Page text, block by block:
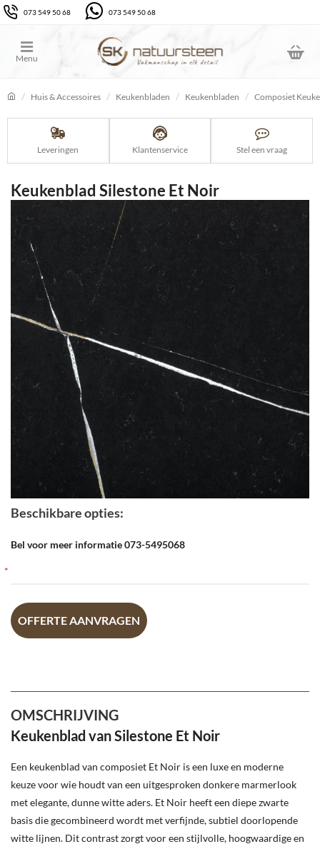
073 549 50 68 073 549 50 68
Huis & Accessoires Keukenbladen Keukenbladen Composiet
Leveringen Klantenservice Stel een vraag
Keukenblad Silestone Et Noir
Beschikbare opties:
Bel voor meer informatie 073-5495068
OFFERTE AANVRAGEN
OMSCHRIJVING
Keukenblad van Silestone Et Noir
Een keukenblad van composiet Et Noir is een luxe en moderne
keuze voor wie houdt van een uitgesproken donkere marmerlook
met elegante, dunne witte aders. Et Noir heeft een diepe zwarte
basis die gecombineerd wordt met verfijnde, subtiel doorlopende
witte lijnen. Dit contrast zorgt voor een stijlvolle, hoogwaardige en